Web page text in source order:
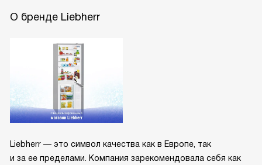
О бренде Liebherr
Liebherr — это символ качества как в Европе, так
и за ее пределами. Компания зарекомендовала себя как